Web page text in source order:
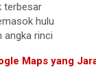
terbesar
hulu
angka rinci
Maps yang